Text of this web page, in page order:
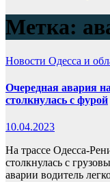
Метка:
Новости Одесса и
Очередная авария
столкнулась с фурой
10.04.2023
На трассе Одесса-
столкнулась с
аварии водитель